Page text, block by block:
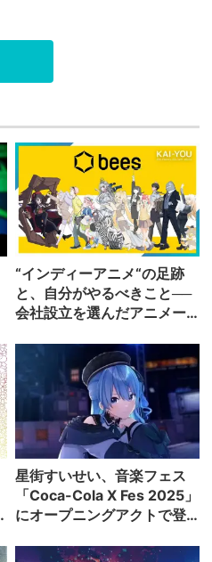
“インディーアニメ“の足跡
と、自分がやるべきこと──
会社設立を選んだアニメー
星街すいせい、音楽フェス
「Coca-Cola X Fes 2025」
にオープニングアクトで登